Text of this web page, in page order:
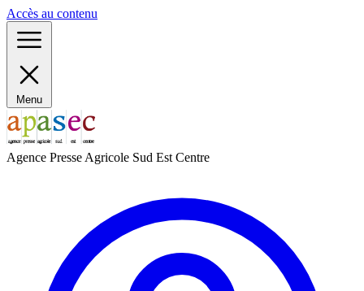
Accès au contenu
Menu
Agence Presse Agricole Sud Est Centre
Panneau de gestion des cookies